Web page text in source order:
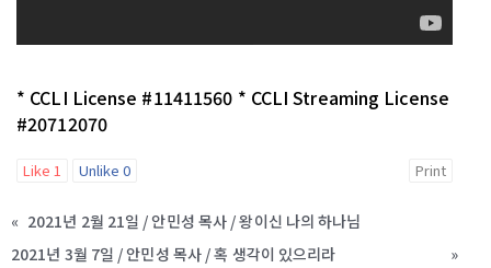
* CCLI License #11411560​ * CCLI Streaming License
#20712070
Like 1 Unlike0 Print
« 2021년 2월 21일 / 안민성 목사 / 왕이신 나의 하나님
2021년 3월 7일 / 안민성 목사 / 혹 생각이 있으리라
»